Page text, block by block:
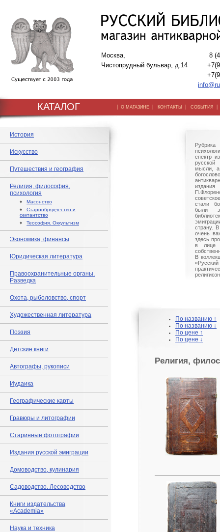
Москва,
Чистопрудный бульвар, д.14
8
КАТАЛОГ | О МАГАЗИНЕ | КОНТАКТЫ | СОБЫТИЯ
История
Искусство
Путешествия и география
Религия, философия,
психология
♦ Масонство
♦ Старообрядчество и
сектантство
♦ Теософия. Оккультизм
Экономика, финансы
Юридическая литература
Правоохранительные органы.
Разведка
Охота, рыболовство, спорт
Художественная литература
Поэзия
Детские книги
Автографы, рукописи
Иудаика
Географические карты
Гравюры и литографии
Старинные фотографии
Издания русской эмиграции
Домоводство, кулинария
Садоводство. Лесоводство
Книги издательства
«Academia»
Наука и техника
спектр
русской
мысли, а
издания
стали
были
страну.
очень
здесь
в лице
В
По названию ↑
По названию ↓
По цене ↑
По цене ↓
Религия,